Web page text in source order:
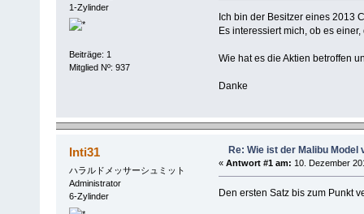
1-Zylinder
Beiträge: 1
Mitglied Nº: 937
Ich bin der Besitzer eines 2013
Es interessiert mich, ob es
Wie hat es die Aktien betroffen
Danke
Inti31
ハラルドメッサーシュミット
Administrator
6-Zylinder
Re: Wie ist der Malibu Model
« Antwort #1 am: 10. Dezember
Den ersten Satz bis zum Punkt